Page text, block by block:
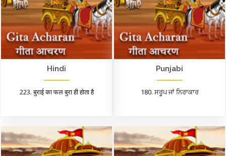
Hindi
223. बुराई का फल बुरा ही होता है
Punjabi
180. ਸਰੂਪ ਜਾਂ ਨਿਰਾਕਾਰ